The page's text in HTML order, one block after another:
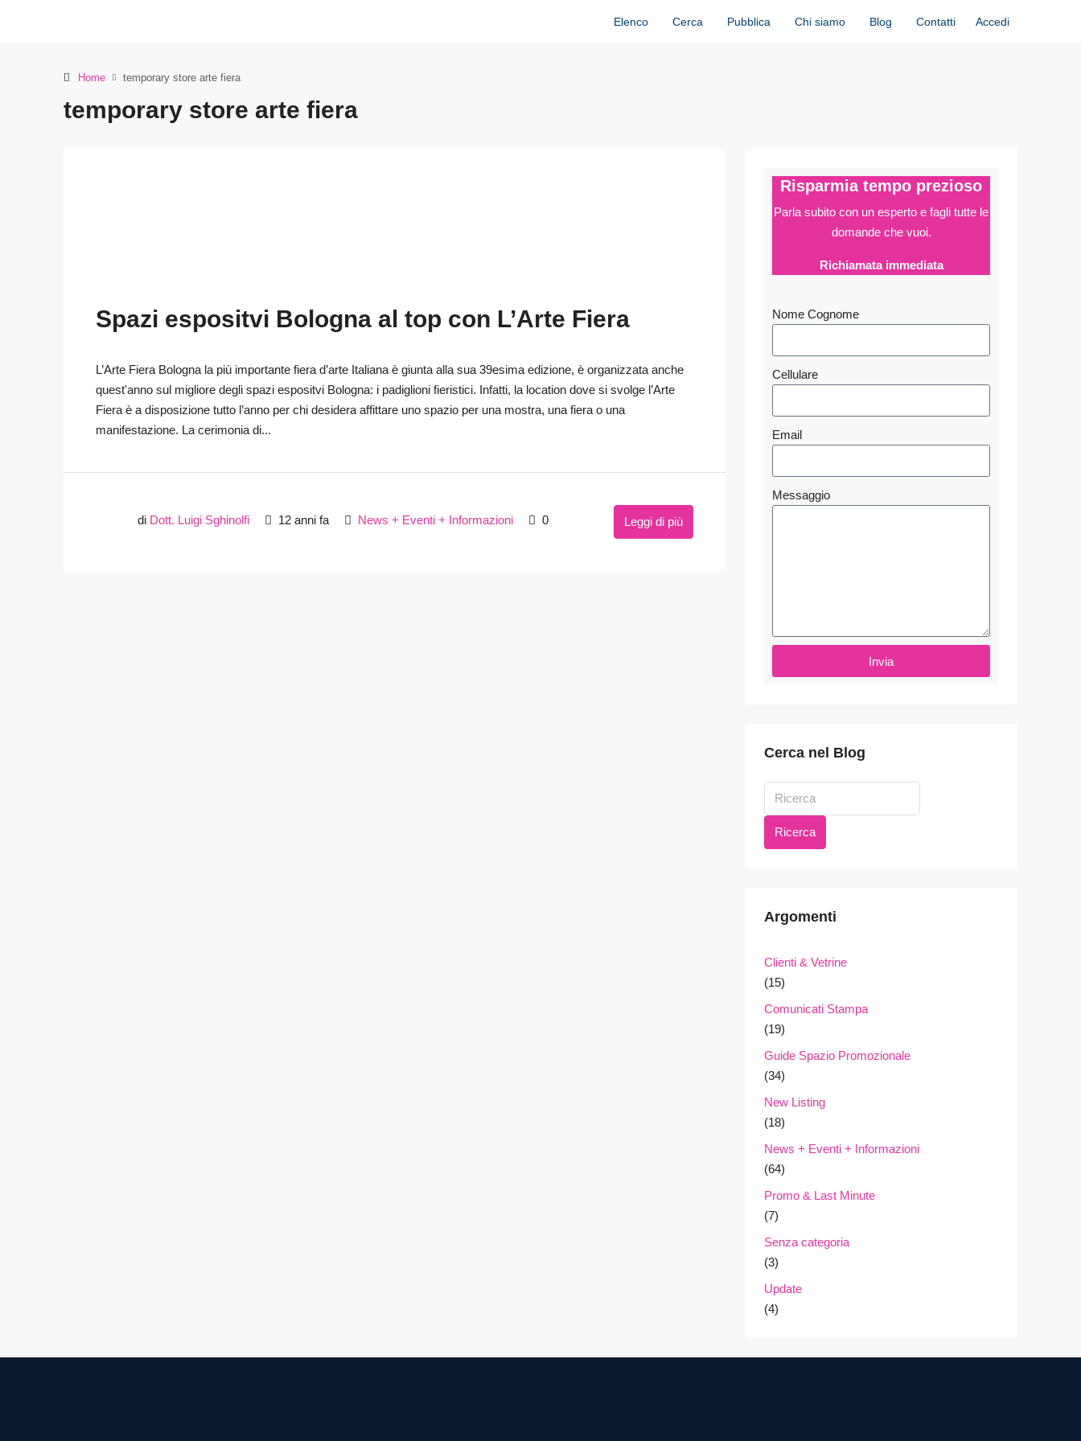
Elenco Cerca Pubblica Chi siamo Blog Contatti Accedi
Home temporary store arte fiera
temporary store arte fiera
Spazi espositvi Bologna al top con L’Arte Fiera
L’Arte Fiera Bologna la più importante fiera d’arte Italiana è giunta alla sua 39esima edizione, è organizzata anche
quest'anno sul migliore degli spazi espositvi Bologna: i padiglioni fieristici. Infatti, la location dove si svolge l’Arte
Fiera è a disposizione tutto l’anno per chi desidera affittare uno spazio per una mostra, una fiera o una
manifestazione. La cerimonia di...
di Dott. Luigi Sghinolfi 12 anni fa News + Eventi + Informazioni 0 Leggi di più
Risparmia tempo prezioso
Parla subito con un esperto e fagli tutte le
domande che vuoi.
Richiamata immediata
Nome Cognome
Cellulare
Email
Messaggio
Invia
Cerca nel Blog
Ricerca
Argomenti
Clienti & Vetrine
(15)
Comunicati Stampa
(19)
Guide Spazio Promozionale
(34)
New Listing
(18)
News + Eventi + Informazioni
(64)
Promo & Last Minute
(7)
Senza categoria
(3)
Update
(4)